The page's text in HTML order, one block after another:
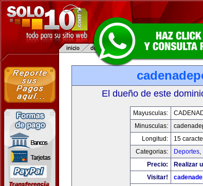
El dueño de este
Mayusculas:
Minusculas:
Longitud:
15
Categorias:
Deportes,
Precio:
Realizar
Visitar!